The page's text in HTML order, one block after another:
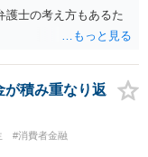
護士の考え方もあるた
が積み重なり返
#消費者金融